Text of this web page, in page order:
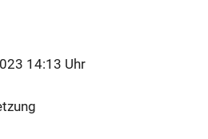
14:13 Uhr